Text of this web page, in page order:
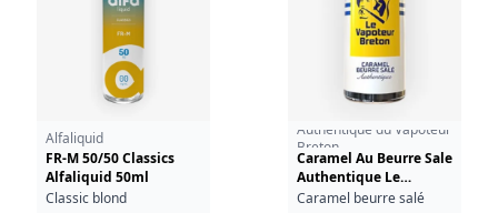
Alfaliquid
FR-M 50/50 Classics
Alfaliquid 50ml
Classic blond
Authentique du Vapoteur
Breton
Caramel Au Beurre Sale
Authentique Le
Vapoteur Breton 10ml
Caramel beurre salé